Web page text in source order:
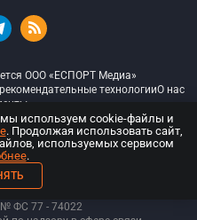
ООО «ЕСПОРТ Медиа»
технологииО нас
Все права защищены
о регистрации средств массовой
ФС 77 - 74022
используем cookie-файлы и
. Продолжая использовать сайт,
используемых сервисом
.